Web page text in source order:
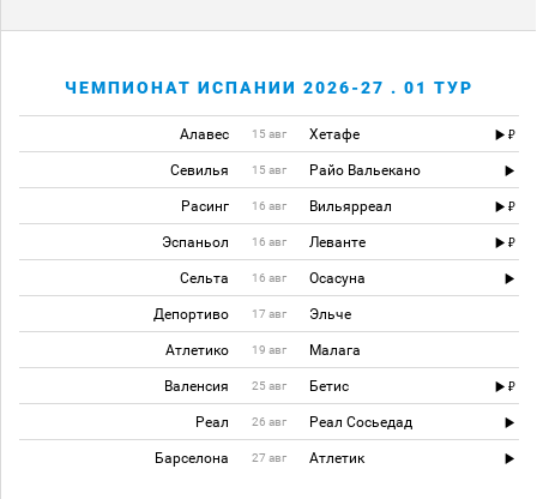
ЧЕМПИОНАТ ИСПАНИИ 2026-27 . 01 ТУР
Алавес 15 авг Хетафе
Севилья 15 авг Райо Вальекано
Расинг 16 авг Вильярреал
Эспаньол 16 авг Леванте
Сельта 16 авг Осасуна
Депортиво 17 авг Эльче
Атлетико 19 авг Малага
Валенсия 25 авг Бетис
Реал 26 авг Реал Сосьедад
Барселона 27 авг Атлетик